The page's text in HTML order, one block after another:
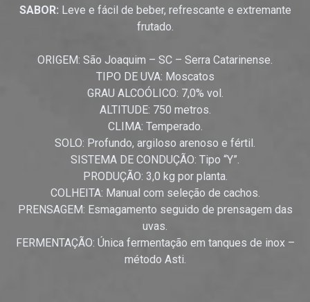
SABOR: Leve e fácil de beber, refrescante e extremante
frutado.
ORIGEM: São Joaquim – SC – Serra Catarinense.
TIPO DE UVA: Moscatos
GRAU ALCOÓLICO: 7,0% vol.
ALTITUDE: 750 metros.
CLIMA: Temperado.
SOLO: Profundo, argiloso arenoso e fértil.
SISTEMA DE CONDUÇÃO: Tipo “Y”.
PRODUÇÃO: 3,0 kg por planta.
COLHEITA: Manual com seleção de cachos.
PRENSAGEM: Esmagamento seguido de prensagem das
uvas.
FERMENTAÇÃO: Única fermentação em tanques de inox –
método Asti.